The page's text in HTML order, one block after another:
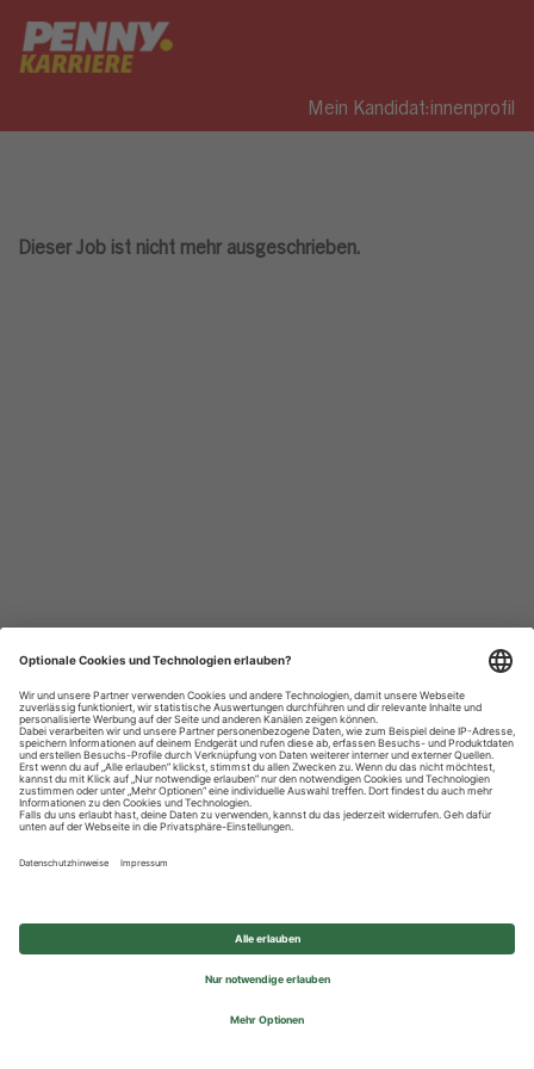
Mein Kandidat:innenprofil
Dieser Job ist nicht mehr ausgeschrieben.
Datenschutzhinweise
Impressum
Privatsphäre-Einstellungen
© 2026 REWE Group - All rights reserved